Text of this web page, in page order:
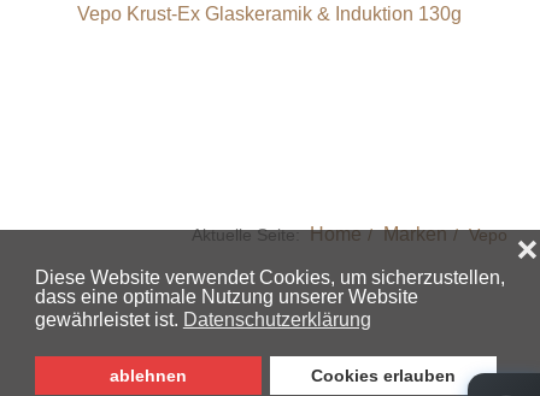
Vepo Krust-Ex Glaskeramik & Induktion 130g
Aktuelle Seite:Home Marken Vepo